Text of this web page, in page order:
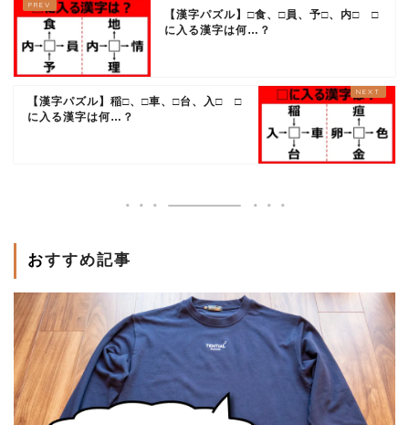
【漢字パズル】□食、□員、予□、内□ □
に入る漢字は何…？
【漢字パズル】稲□、□車、□台、入□ □
に入る漢字は何…？
おすすめ記事